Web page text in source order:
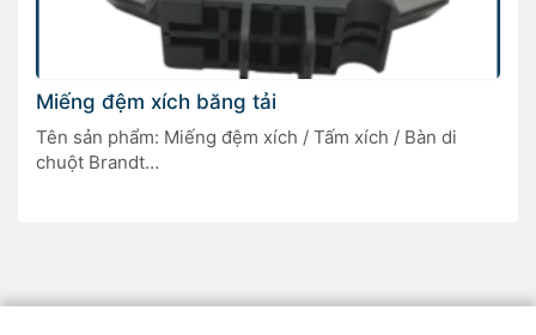
Miếng đệm xích băng tải
Tên sản phẩm: Miếng đệm xích / Tấm xích / Bàn di
chuột Brandt